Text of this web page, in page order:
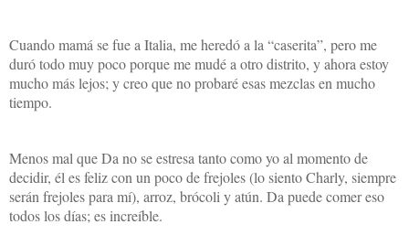
Cuando mamá se fue a Italia, me heredó a la “caserita”, pero me
duró todo muy poco porque me mudé a otro distrito, y ahora estoy
mucho más lejos; y creo que no probaré esas mezclas en mucho
tiempo.
Menos mal que Da no se estresa tanto como yo al momento de
decidir, él es feliz con un poco de frejoles (lo siento Charly, siempre
serán frejoles para mí), arroz, brócoli y atún. Da puede comer eso
todos los días; es increíble.